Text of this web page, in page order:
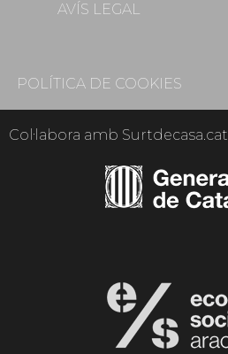
AVÍS LEGAL
POLÍTICA DE COOKIES
Col·labora amb Surtdecasa.cat